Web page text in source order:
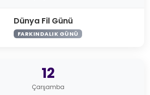
Dünya Fil Günü
FARKINDALIK GÜNÜ
12
Çarşamba